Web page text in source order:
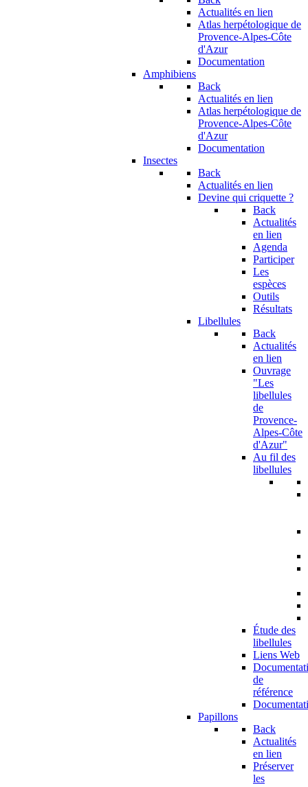
Actualités en lien
Atlas herpétologique de
Provence-Alpes-Côte
d'Azur
Documentation
Amphibiens
Back
Actualités en lien
Atlas herpétologique de
Provence-Alpes-Côte
d'Azur
Documentation
Insectes
Back
Actualités en lien
Devine qui criquette ?
Back
Actualités
en lien
Agenda
Participer
Les
espèces
Outils
Résultats
Libellules
Back
Actualités
en lien
Ouvrage
"Les
libellules
de
Provence-
Alpes-Côte
d'Azur"
Au fil des
libellules
Étude des
libellules
Liens Web
de
référence
Papillons
Back
Actualités
en lien
Préserver
les